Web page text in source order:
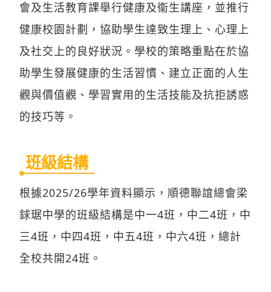
會及生活教育課舉行健康及衞生講座，並推行
健康校園計劃，協助學生達致生理上、心理上
及社交上的良好狀況。學校的策略重點在於協
助學生發展健康的生活習慣、建立正面的人生
觀與價值觀、學習實用的生活技能及抗拒誘惑
的技巧等。
班級結構
根據2025/26學年資料顯示，順德聯誼總會梁
銶琚中學的班級結構是中一4班，中二4班，中
三4班，中四4班，中五4班，中六4班，總計
全校共開24班。